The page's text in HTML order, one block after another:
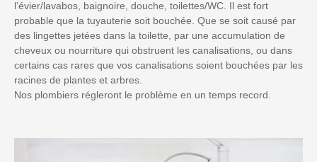
l’évier/lavabos, baignoire, douche, toilettes/WC. Il est fort
probable que la tuyauterie soit bouchée. Que se soit causé par
des lingettes jetées dans la toilette, par une accumulation de
cheveux ou nourriture qui obstruent les canalisations, ou dans
certains cas rares que vos canalisations soient bouchées par les
racines de plantes et arbres.
Nos plombiers régleront le problème en un temps record.